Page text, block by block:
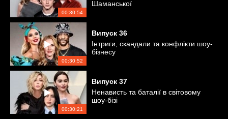
00:30:54
Шаманської
00:30:52
Випуск 36
Інтриги, скандали та конфлікти шоу-
бізнесу
00:30:21
Випуск 37
Ненависть та баталії в світовому
шоу-бізі